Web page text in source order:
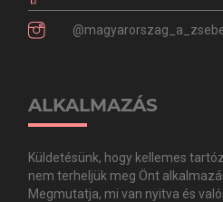
ALKALMAZÁS
Küldetésünk, hogy kellemes
nem terheljük meg Önt
Megmutatja, mi van nyitva és